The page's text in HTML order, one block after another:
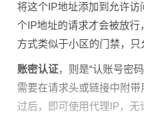
将这个IP地址添加到允许
个IP地址的请求才会被放
方式类似于小区的门禁，只
账密认证，则是“认账号密
需要在请求头或链接中附
过后，即可使用代理IP，